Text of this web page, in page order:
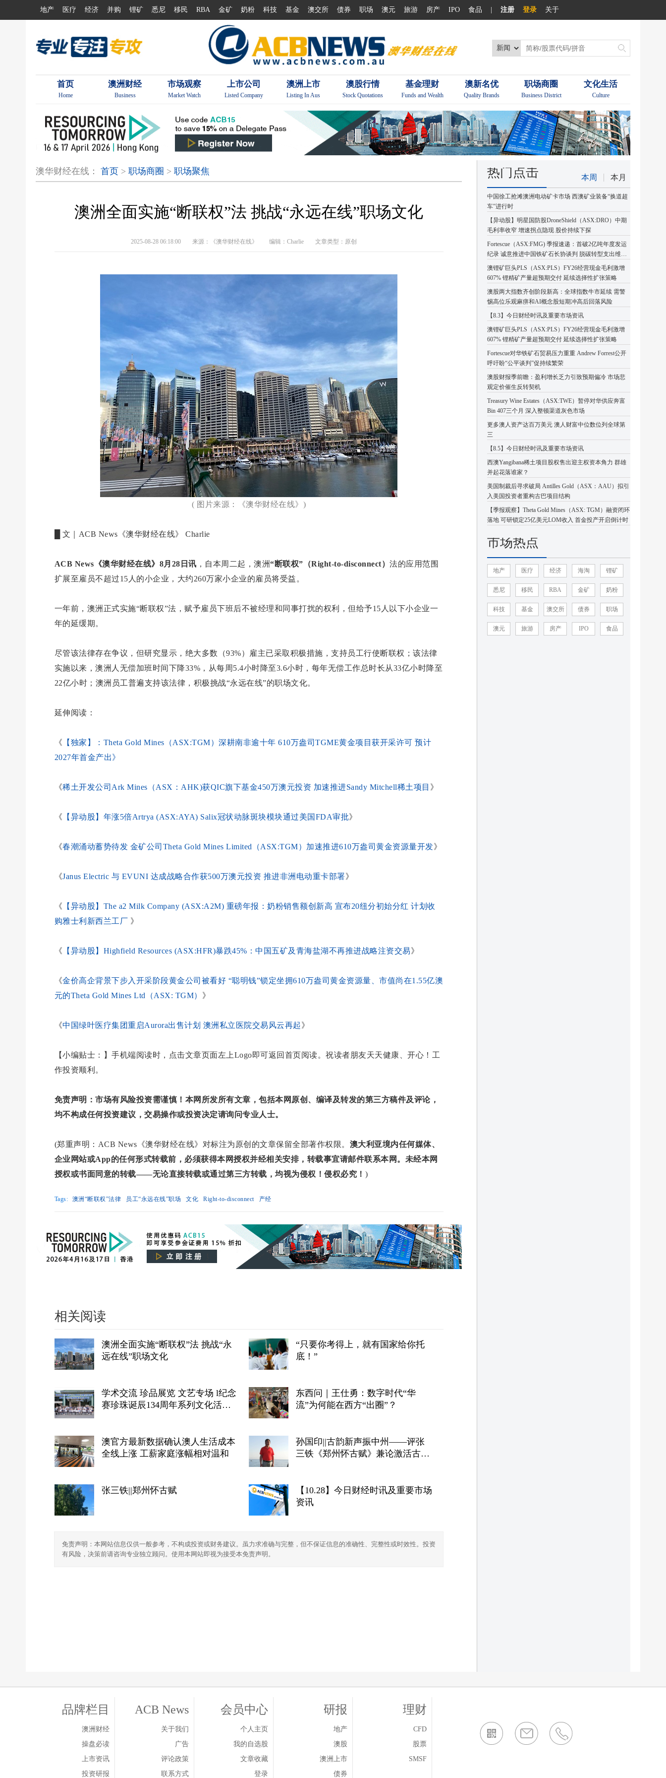
地产 医疗 经济 并购 锂矿 悉尼 移民 RBA 金矿 奶粉 科技 基金 澳交所 债券 职场 澳元 旅游 房产 IPO 食品 注册 登录 关于
首页
Home
澳洲财经
Business
市场观察
Market Watch
上市公司
Listed Company
澳洲上市
Listing In Aus
澳股行情
Stock Quotations
基金理财
Funds and Wealth
澳新名优
Quality Brands
职场商圈
Business District
文化生活
Culture
澳华财经在线： 首页 > 职场商圈 > 职场聚焦
澳洲全面实施“断联权”法 挑战“永远在线”职场文化
2025-08-28 06:18:00 来源：《澳华财经在线》 编辑：Charlie 文章类型：原创
( 图片来源：《澳华财经在线》)
█ 文｜ACB News《澳华财经在线》 Charlie
ACB News《澳华财经在线》8月28日讯 ，自本周二起，澳洲“断联权”（Right-to-disconnect） 法的应用范围
扩展至雇员不超过15人的小企业，大约260万家小企业的雇员将受益。
一年前，澳洲正式实施“断联权”法，赋予雇员下班后不被经理和同事打扰的权利，但给予15人以下小企业一
年的延缓期。
尽管该法律存在争议，但研究显示，绝大多数（93%）雇主已采取积极措施，支持员工行使断联权；该法律
实施以来，澳洲人无偿加班时间下降33%，从每周5.4小时降至3.6小时，每年无偿工作总时长从33亿小时降至
22亿小时；澳洲员工普遍支持该法律，积极挑战“永远在线”的职场文化。
延伸阅读：
《 【独家】：Theta Gold Mines（ASX:TGM）深耕南非逾十年 610万盎司TGME黄金项目获开采许可 预计
2027年首金产出》
《稀土开发公司Ark Mines（ASX：AHK)获QIC旗下基金450万澳元投资 加速推进Sandy Mitchell稀土项目 》
《 【异动股】年涨5倍Artrya (ASX:AYA) Salix冠状动脉斑块模块通过美国FDA审批》
《春潮涌动蓄势待发 金矿公司Theta Gold Mines Limited（ASX:TGM）加速推进610万盎司黄金资源量开发》
《Janus Electric 与 EVUNI 达成战略合作获500万澳元投资 推进非洲电动重卡部署》
《 【异动股】The a2 Milk Company (ASX:A2M) 重磅年报：奶粉销售额创新高 宣布20纽分初始分红 计划收
购雅士利新西兰工厂 》
《 【异动股】Highfield Resources (ASX:HFR)暴跌45%：中国五矿及青海盐湖不再推进战略注资交易》
《金价高企背景下步入开采阶段黄金公司被看好 “聪明钱”锁定坐拥610万盎司黄金资源量、市值尚在1.55亿澳
元的Theta Gold Mines Ltd（ASX: TGM） 》
《中国绿叶医疗集团重启Aurora出售计划 澳洲私立医院交易风云再起》
【小编贴士：】手机端阅读时，点击文章页面左上Logo即可返回首页阅读。祝读者朋友天天健康、开心！工
作投资顺利。
免责声明：市场有风险投资需谨慎！本网所发所有文章，包括本网原创、编译及转发的第三方稿件及评论，
均不构成任何投资建议，交易操作或投资决定请询问专业人士。
(郑重声明：ACB News《澳华财经在线》对标注为原创的文章保留全部著作权限。 澳大利亚境内任何媒体、
企业网站或App的任何形式转载前，必须获得本网授权并经相关安排，转载事宜请邮件联系本网。未经本网
授权或书面同意的转载——无论直接转载或通过第三方转载，均视为侵权！侵权必究！ )
Tags: 澳洲“断联权”法律 员工“永远在线”职场 文化 Right-to-disconnect 产经
相关阅读
澳洲全面实施“断联权”法 挑战“永
远在线”职场文化
“只要你考得上，就有国家给你托
底！”
学术交流 珍品展览 文艺专场 l纪念
赛珍珠诞辰134周年系列文化活动
东西问｜王仕勇：数字时代“华
流”为何能在西方“出圈”？
澳官方最新数据确认澳人生活成本
全线上涨 工薪家庭涨幅相对温和
孙国印||古韵新声振中州——评张
三铁《郑州怀古赋》兼论激活古文
张三铁||郑州怀古赋
【10.28】今日财经时讯及重要市场
资讯
免责声明：本网站信息仅供一般参考，不构成投资或财务建议。虽力求准确与完整，但不保证信息的准确性、完整性或时效性。投资
有风险，决策前请咨询专业独立顾问。使用本网站即视为接受本免责声明。
热门点击 本周 本月
中国徐工抢滩澳洲电动矿卡市场 西澳矿业装备“换道超
车”进行时
【异动股】明星国防股DroneShield（ASX:DRO）中期
毛利率收窄 增速拐点隐现 股价持续下探
Fortescue（ASX:FMG) 季报速递：首破2亿吨年度发运
纪录 诚意推进中国铁矿石长协谈判 脱碳转型支出维持
高位
澳锂矿巨头PLS（ASX:PLS）FY26经营现金毛利激增
607% 锂精矿产量超预期交付 延续选择性扩张策略
澳股两大指数齐创阶段新高：全球指数牛市延续 需警
惕高位乐观麻痹和AI概念股短期冲高后回落风险
【8.3】今日财经时讯及重要市场资讯
澳锂矿巨头PLS（ASX:PLS）FY26经营现金毛利激增
607% 锂精矿产量超预期交付 延续选择性扩张策略
Fortescue对华铁矿石贸易压力重重 Andrew Forrest公开
呼吁盼“公平谈判”促持续繁荣
澳股财报季前瞻：盈利增长乏力引致预期偏冷 市场悲
观定价催生反转契机
Treasury Wine Estates（ASX:TWE）暂停对华供应奔富
Bin 407三个月 深入整顿渠道灰色市场
更多澳人资产达百万美元 澳人财富中位数位列全球第
三
【8.5】今日财经时讯及重要市场资讯
西澳Yangibana稀土项目股权售出迎主权资本角力 群雄
并起花落谁家？
美国制裁后寻求破局 Antilles Gold（ASX：AAU）拟引
入美国投资者重构古巴项目结构
【季报观察】Theta Gold Mines（ASX: TGM）融资闭环
落地 可研锁定25亿美元LOM收入 首金投产开启倒计时
市场热点
地产 医疗 经济 海淘 锂矿
悉尼 移民 RBA 金矿 奶粉
科技 基金 澳交所 债券 职场
澳元 旅游 房产 IPO 食品
品牌栏目
澳洲财经
操盘必读
上市资讯
投资研报
ACB News
关于我们
广告
评论政策
联系方式
会员中心
个人主页
我的自选股
文章收藏
登录
研报
地产
澳股
澳洲上市
债券
理财
CFD
股票
SMSF